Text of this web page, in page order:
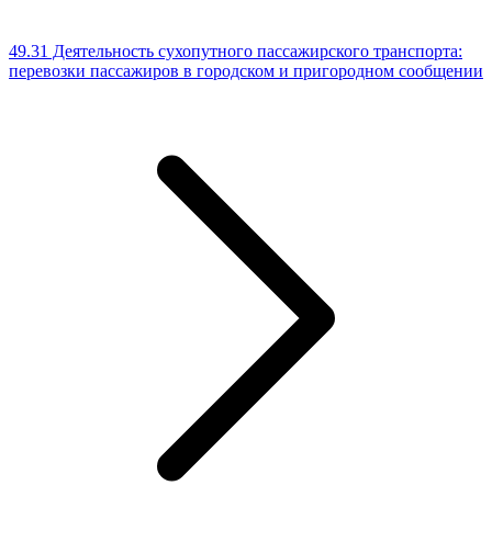
49.31 Деятельность сухопутного пассажирского транспорта:
перевозки пассажиров в городском и пригородном сообщении